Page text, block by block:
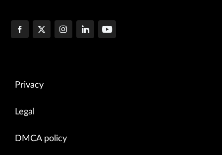
Privacy
Legal
DMCA policy